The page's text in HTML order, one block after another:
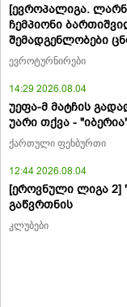
[ევროპალიგა.
ჩემპიონი
შემადგენლობები
ევროტურნირები
14:29 2026.08.04
უეფა-მ მატჩის
უარი თქვა -
ქართული ფეხბურთი
12:44 2026.08.04
[ეროვნული ლიგა 2]
გაწვრთნის
კლუბები